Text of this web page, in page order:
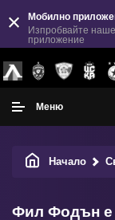
Мобилно
Изпробвайте
приложение
Меню
Начало
Фил Фодън е